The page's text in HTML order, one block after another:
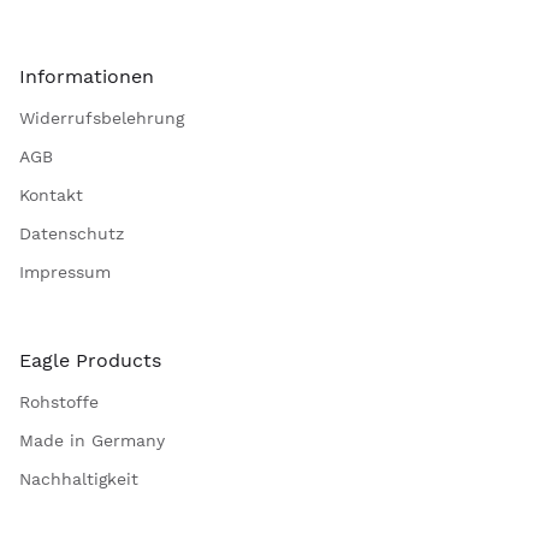
Informationen
Widerrufsbelehrung
AGB
Kontakt
Datenschutz
Impressum
Eagle Products
Rohstoffe
Made in Germany
Nachhaltigkeit